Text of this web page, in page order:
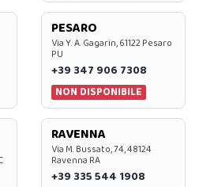
PESARO
Via Y. A. Gagarin, 61122 Pesaro
PU
+39 347 906 7308
NON DISPONIBILE
RAVENNA
Via M. Bussato, 74, 48124
Ravenna RA
+39 335 544 1908